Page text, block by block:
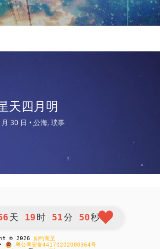
天四月明
30 日 • 公海, 琐事
天 19 时 51分 51秒
© 2026 如约而至
粤公网安备44170202000364号